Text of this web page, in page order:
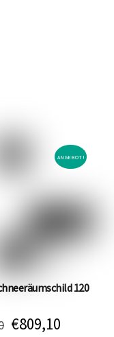
ANGEBOT!
120
Ursprünglicher
€809,10